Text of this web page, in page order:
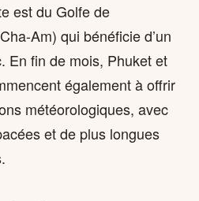
est du Golfe de
Am) qui bénéficie d’un
En fin de mois, Phuket et
également à offrir
météorologiques, avec
et de plus longues